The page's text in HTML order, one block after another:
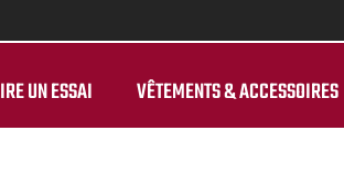
UN ESSAI VÊTEMENTS & ACCESSOIRES